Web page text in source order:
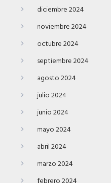
diciembre 2024
noviembre 2024
octubre 2024
septiembre 2024
agosto 2024
julio 2024
junio 2024
mayo 2024
abril 2024
marzo 2024